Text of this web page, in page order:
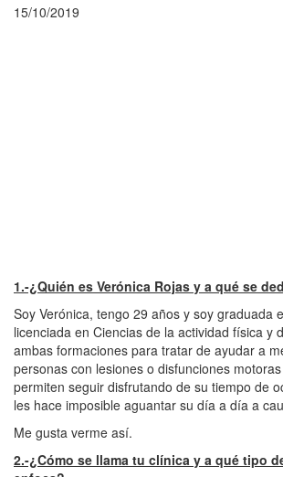
15/10/2019
1.-¿Quién es Verónica Rojas y a qué se
Soy Verónica, tengo 29 años y soy graduada
licenciada en Ciencias de la actividad física y
ambas formaciones para tratar de ayudar a
personas con lesiones o disfunciones
permiten seguir disfrutando de su tiempo de
les hace imposible aguantar su día a día a
Me gusta verme así.
2.-¿Cómo se llama tu clínica y a qué tipo